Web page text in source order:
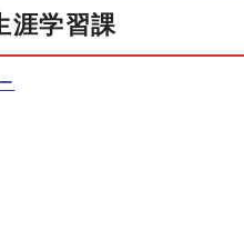
涯学習課